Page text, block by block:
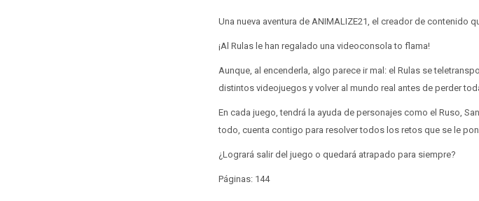
Una nueva aventura de ANIMALIZE21, el creador de contenido
¡Al Rulas le han regalado una videoconsola to flama!
Aunque, al encenderla, algo parece ir mal: el Rulas se
distintos videojuegos y volver al mundo real antes de perder
En cada juego, tendrá la ayuda de personajes como el Ruso,
todo, cuenta contigo para resolver todos los retos que se le
¿Logrará salir del juego o quedará atrapado para siempre?
Páginas: 144